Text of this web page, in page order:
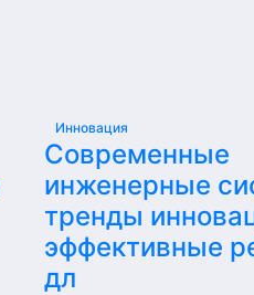
Инновация
Современные
инженерные
тренды
эффективные
дл